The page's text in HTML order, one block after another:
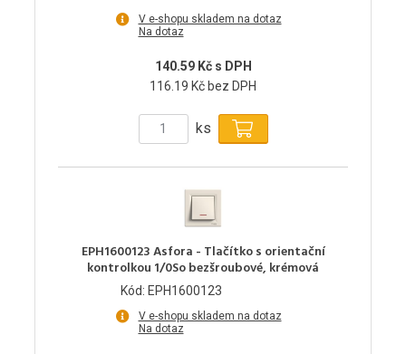
V e-shopu skladem na dotaz
Na dotaz
140.59 Kč s DPH
116.19 Kč bez DPH
ks
EPH1600123 Asfora - Tlačítko s orientační
kontrolkou 1/0So bezšroubové, krémová
Kód: EPH1600123
V e-shopu skladem na dotaz
Na dotaz